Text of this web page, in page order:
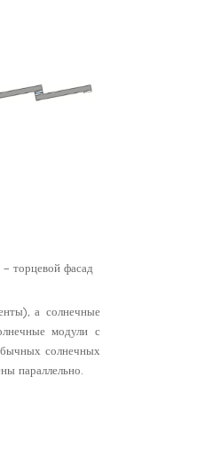
торцевой фасад
а солнечные
модули с
солнечных
параллельно.